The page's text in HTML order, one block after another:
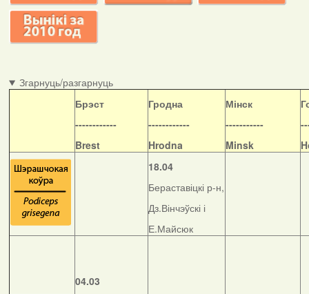
Згарнуць/разгарнуць
Брэст
------------
Brest
Гродна
------------
Hrodna
Мінск
-----------
Minsk
18.04
Бераставіцкі р-н,
Дз.Вінчэўскі і
Е.Майсюк
04.03